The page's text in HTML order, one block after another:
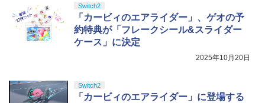
Switch2
「カービィのエアライダー」、ゲオの予
約特典が「フレークシール&スライダー
ケース」に決定
2025年10月20日
Switch2
「カービィのエアライダー」に登場する